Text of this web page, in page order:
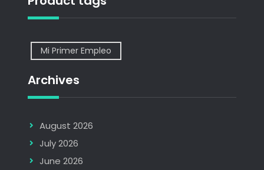
Mi Primer Empleo
Archives
August 2026
July 2026
June 2026